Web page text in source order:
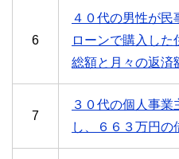
6
４０代の男性が民
ローンで購入し
総額と月々の返済
7
３０代の個人事
し、６６３万円の